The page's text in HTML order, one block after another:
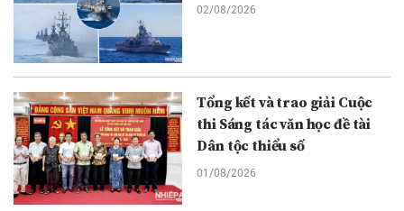
02/08/2026
Tổng kết và trao giải Cuộc
thi Sáng tác văn học đề tài
Dân tộc thiểu số
01/08/2026